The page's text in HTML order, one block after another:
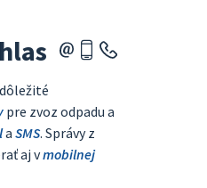
pre zvoz odpadu a
a SMS. Správy z
aj vmobilnej